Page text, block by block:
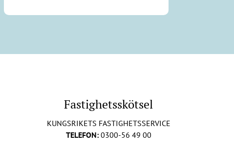
Fastighetsskötsel
KUNGSRIKETS FASTIGHETSSERVICE
TELEFON: 0300-56 49 00